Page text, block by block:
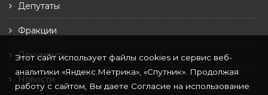
Депутаты
Фракции
Документы
Новости
Этот сайт использует файлы cookies и сервис веб-
аналитики «Яндекс.Метрика», «Спутник». Продолжая
работу с сайтом, Вы даете Согласие на использование